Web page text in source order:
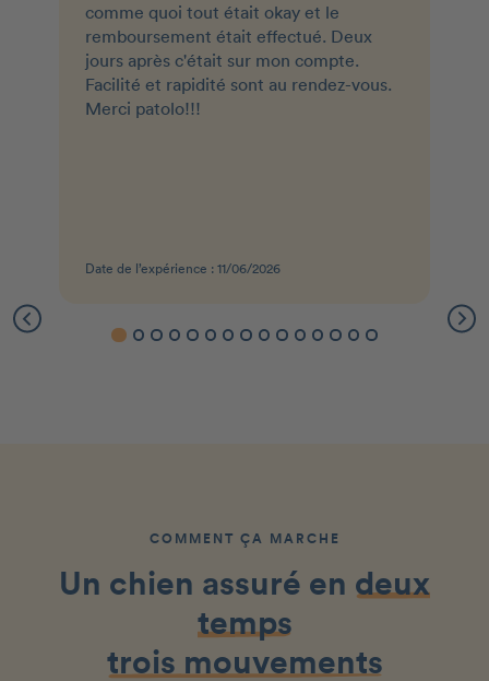
comme quoi tout était okay et le
remboursement était effectué. Deux
jours après c'était sur mon compte.
Facilité et rapidité sont au rendez-vous.
Merci patolo!!!
Date de l’expérience : 11/06/2026
COMMENT ÇA MARCHE
Un chien assuré en deux
temps
trois mouvements